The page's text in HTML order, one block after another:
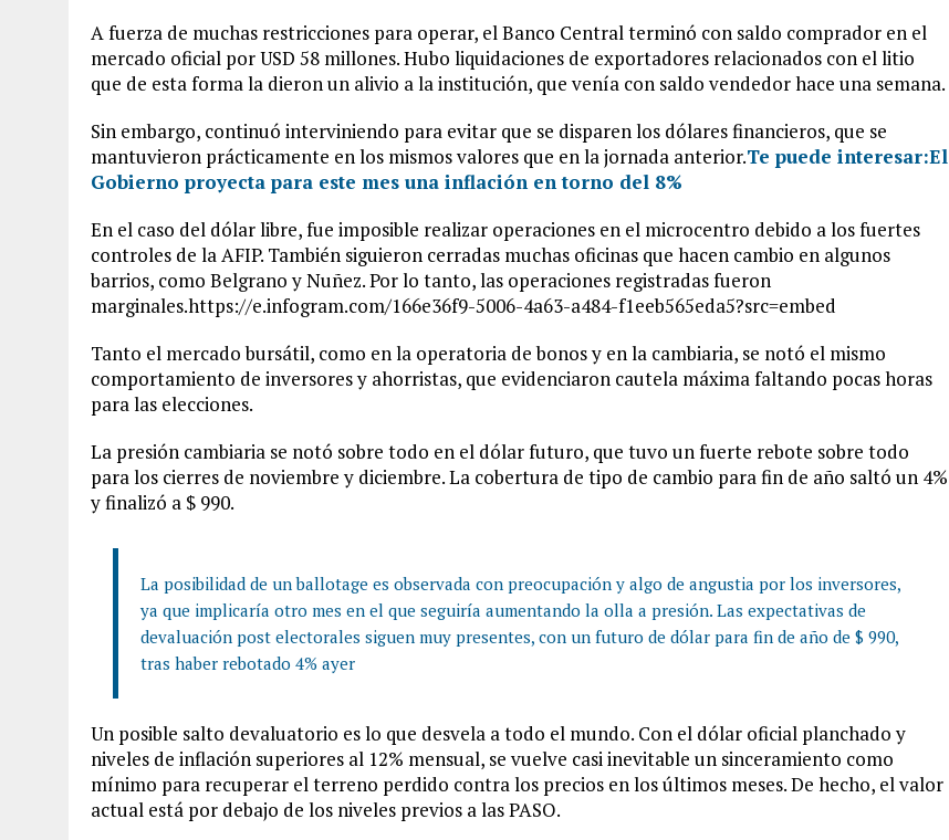
A fuerza de muchas restricciones para operar, el Banco Central terminó con saldo comprador en el
mercado oficial por USD 58 millones. Hubo liquidaciones de exportadores relacionados con el litio
que de esta forma la dieron un alivio a la institución, que venía con saldo vendedor hace una semana.
Sin embargo, continuó interviniendo para evitar que se disparen los dólares financieros, que se
mantuvieron prácticamente en los mismos valores que en la jornada anterior.Te puede interesar:El
Gobierno proyecta para este mes una inflación en torno del 8%
En el caso del dólar libre, fue imposible realizar operaciones en el microcentro debido a los fuertes
controles de la AFIP. También siguieron cerradas muchas oficinas que hacen cambio en algunos
barrios, como Belgrano y Nuñez. Por lo tanto, las operaciones registradas fueron
marginales.https://e.infogram.com/166e36f9-5006-4a63-a484-f1eeb565eda5?src=embed
Tanto el mercado bursátil, como en la operatoria de bonos y en la cambiaria, se notó el mismo
comportamiento de inversores y ahorristas, que evidenciaron cautela máxima faltando pocas horas
para las elecciones.
La presión cambiaria se notó sobre todo en el dólar futuro, que tuvo un fuerte rebote sobre todo
para los cierres de noviembre y diciembre. La cobertura de tipo de cambio para fin de año saltó un 4%
y finalizó a $ 990.
La posibilidad de un ballotage es observada con preocupación y algo de angustia por los inversores,
ya que implicaría otro mes en el que seguiría aumentando la olla a presión. Las expectativas de
devaluación post electorales siguen muy presentes, con un futuro de dólar para fin de año de $ 990,
tras haber rebotado 4% ayer
Un posible salto devaluatorio es lo que desvela a todo el mundo. Con el dólar oficial planchado y
niveles de inflación superiores al 12% mensual, se vuelve casi inevitable un sinceramiento como
mínimo para recuperar el terreno perdido contra los precios en los últimos meses. De hecho, el valor
actual está por debajo de los niveles previos a las PASO.